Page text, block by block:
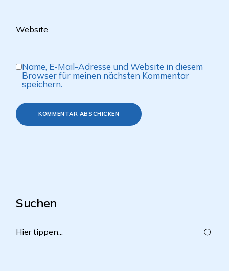
Name, E-Mail-Adresse und Website in diesem
Browser für meinen nächsten Kommentar
speichern.
KOMMENTAR ABSCHICKEN
Suchen